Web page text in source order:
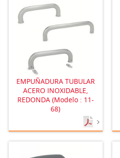
EMPUÑADURA TUBULAR
ACERO INOXIDABLE,
REDONDA (Modelo : 11-
68)